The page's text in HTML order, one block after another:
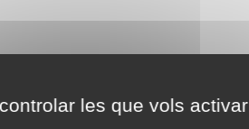
les que vols activar